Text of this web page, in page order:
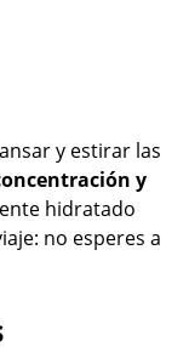
y estirar las
y
hidratado
no esperes a